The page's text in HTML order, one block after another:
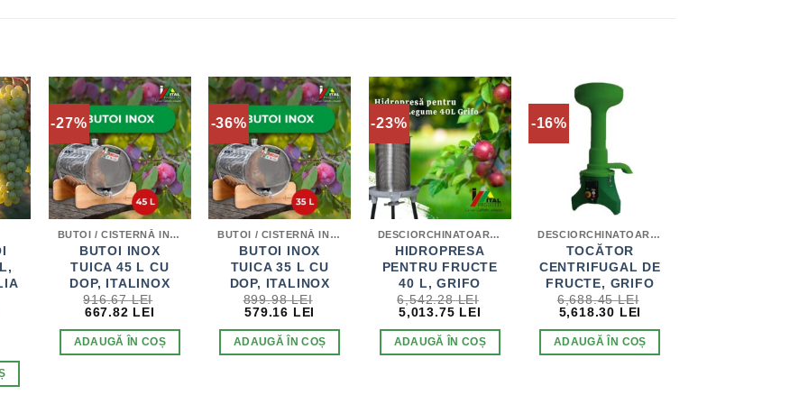
LEI.
-27%
BUTOI / CISTERNĂ INOX PENTRU DISTILATE
BUTOI INOX
TUICA 45 L CU
DOP, ITALINOX
916.67LEI
PREȚUL
A
FOST:
667.82 LEI
ESTE:
667.82 LEI.
ADAUGĂ ÎN COȘ
-36%
BUTOI / CISTERNĂ INOX PENTRU DISTILATE
BUTOI INOX
TUICA 35 L CU
DOP, ITALINOX
899.98LEI
PREȚUL
A
FOST:
579.16 LEI
ESTE:
579.16 LEI.
ADAUGĂ ÎN COȘ
-23%
DESCIORCHINATOARE / ZDROBITOARE / HIDROPRESE
HIDROPRESA
PENTRU FRUCTE
40 L, GRIFO
6,542.28LEI
PREȚUL
A
FOST:
5,013.75 LEI
ESTE:
5,013.75 LEI.
ADAUGĂ ÎN COȘ
-16%
DESCIORCHINATOARE / ZDROBITOARE / HIDROPRESE
TOCĂTOR
CENTRIFUGAL DE
FRUCTE, GRIFO
6,688.45LEI
PREȚUL
A
FOST:
5,618.30 LEI
ESTE:
5,618.30 LEI.
ADAUGĂ ÎN COȘ